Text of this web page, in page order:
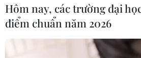
Hôm nay, các trường đại
điểm chuẩn năm 2026